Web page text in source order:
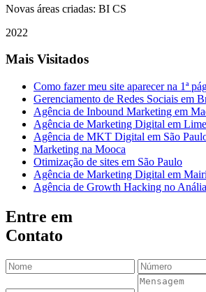
Novas áreas criadas: BI CS
2022
Mais Visitados
Como fazer meu site aparecer na 1ª
Gerenciamento de Redes Sociais em
Agência de Inbound Marketing em
Agência de Marketing Digital em
Agência de MKT Digital em São
Marketing na Mooca
Otimização de sites em São Paulo
Agência de Marketing Digital em
Agência de Growth Hacking no
Entre em
Contato